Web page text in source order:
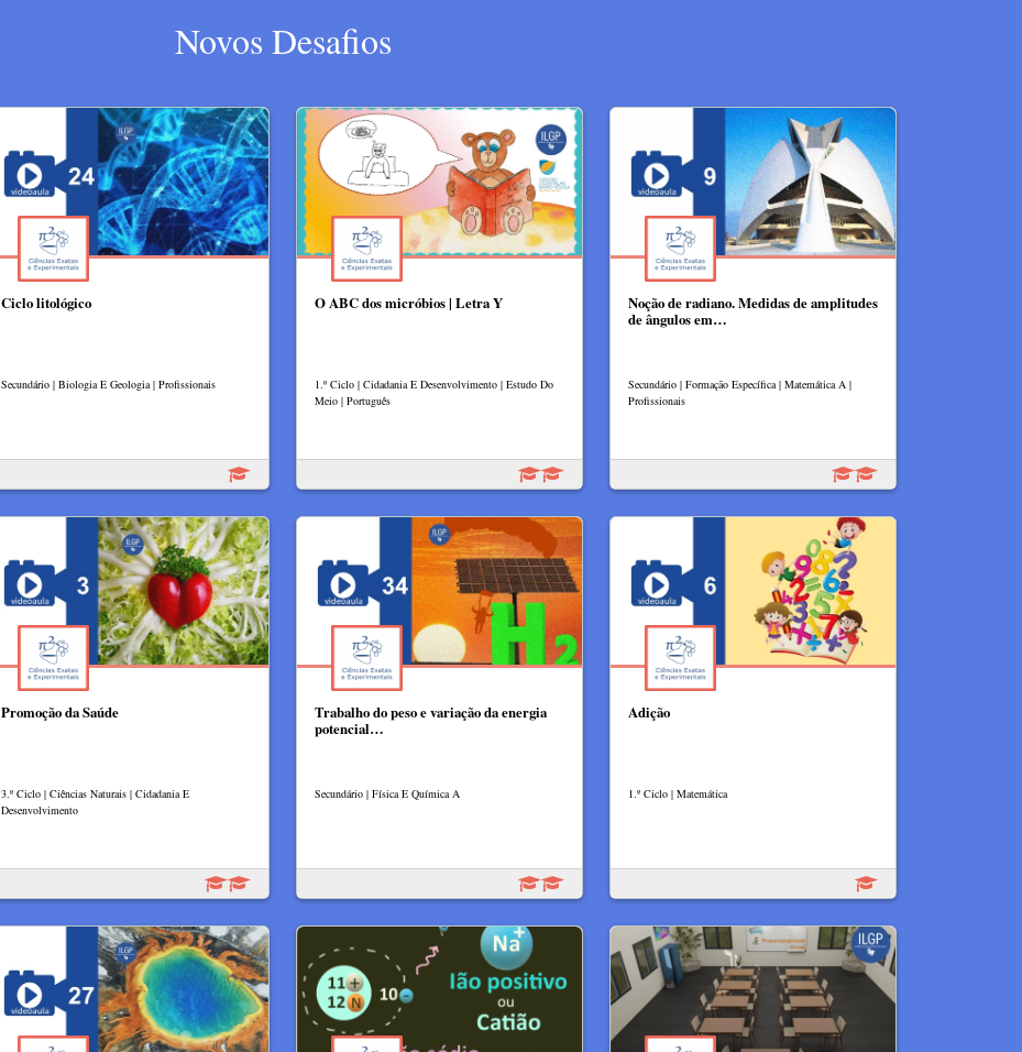
Novos Desafios
Ciclo litológico
Secundário | Biologia E Geologia | Profissionais
O ABC dos micróbios | Letra Y
1.º Ciclo | Cidadania E Desenvolvimento | Estudo Do
Meio | Português
Noção de radiano. Medidas de amplitudes
de ângulos em…
Secundário | Formação Específica | Matemática A |
Profissionais
Promoção da Saúde
3.º Ciclo | Ciências Naturais | Cidadania E
Desenvolvimento
Trabalho do peso e variação da energia
potencial…
Secundário | Física E Química A
Adição
1.º Ciclo | Matemática